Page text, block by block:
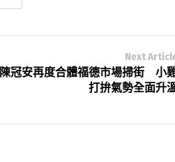
Next
冠安再度合體福德市場掃街 小
打拚氣勢全面升